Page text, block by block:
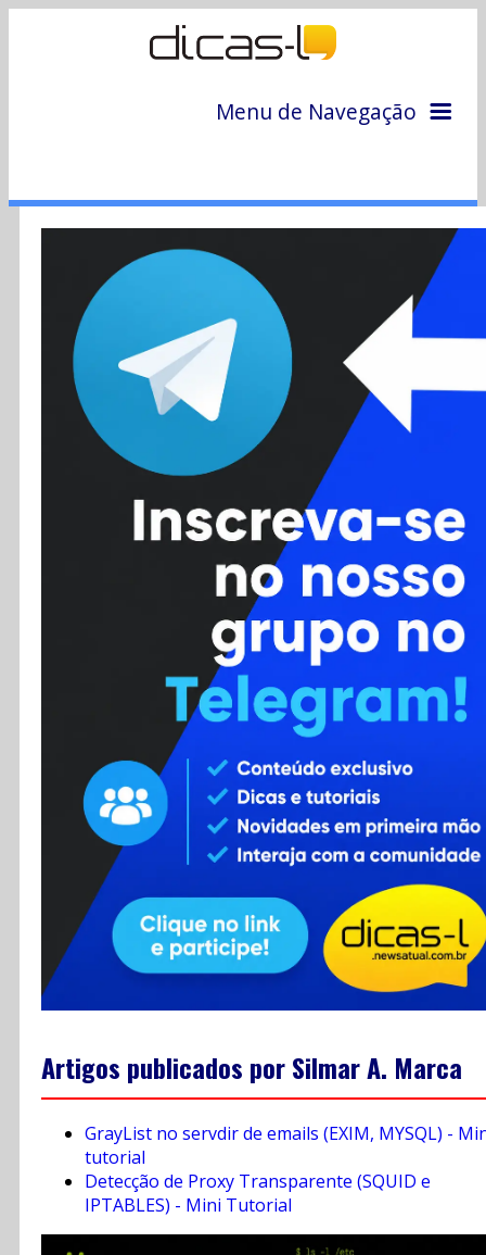
Menu de Navegação
Colunas
Colaboradores
Cursos
Enviar Dica
Contato
RSS
Artigos publicados por Silmar A. Marca
GrayList no servdir de emails (EXIM, MYSQL) -
tutorial
Detecção de Proxy Transparente (SQUID e
IPTABLES) - Mini Tutorial